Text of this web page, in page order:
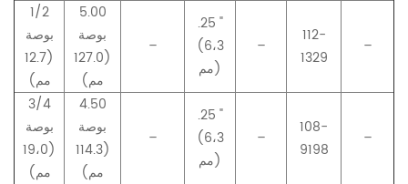
1/2
بوصة
(12.7
مم)
5.00
بوصة
(127.0
مم)
–
.25 "
(6،3
مم)
–
112-
1329
–
3/4
بوصة
(19،0
مم)
4.50
بوصة
(114.3
مم)
–
.25 "
(6،3
مم)
–
108-
9198
–